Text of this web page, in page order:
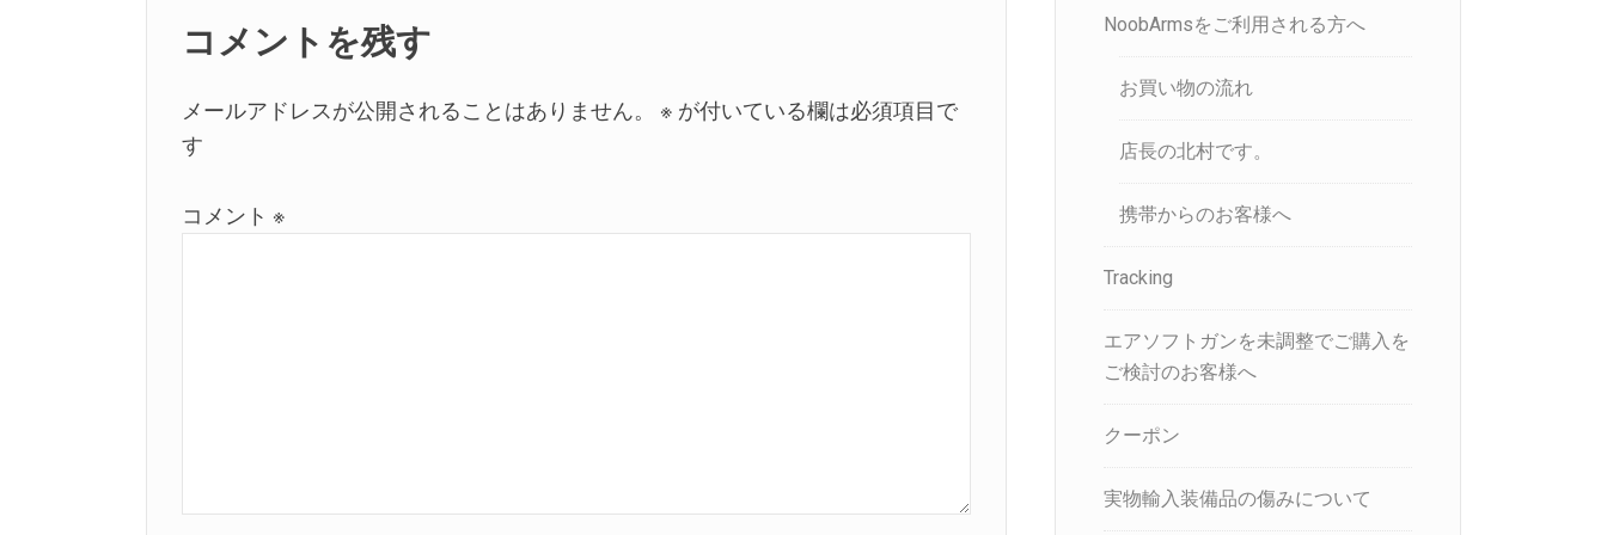
シ
ン
コメントを残す
メールアドレスが公開されることはありません。 ※ が付いている欄は必須項目で
す
コメント ※
NoobArmsをご利用される方へ
お買い物の流れ
店長の北村です。
携帯からのお客様へ
Tracking
エアソフトガンを未調整でご購入を
ご検討のお客様へ
クーポン
実物輸入装備品の傷みについて